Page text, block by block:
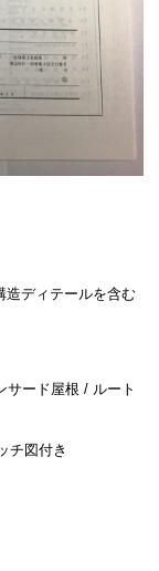
造ディテールを含む
サード屋根 / ルート
チ図付き